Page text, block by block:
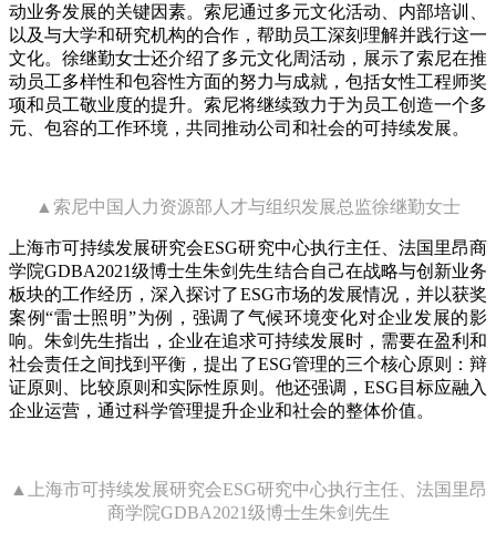
动业务发展的关键因素。索尼通过多元文化活动、内部培训、
以及与大学和研究机构的合作，帮助员工深刻理解并践行这一
文化。徐继勤女士还介绍了多元文化周活动，展示了索尼在推
动员工多样性和包容性方面的努力与成就，包括女性工程师奖
项和员工敬业度的提升。索尼将继续致力于为员工创造一个多
元、包容的工作环境，共同推动公司和社会的可持续发展。
▲索尼中国人力资源部人才与组织发展总监徐继勤女士
上海市可持续发展研究会ESG研究中心执行主任、法国里昂商
学院GDBA2021级博士生朱剑先生结合自己在战略与创新业务
板块的工作经历，深入探讨了ESG市场的发展情况，并以获奖
案例“雷士照明”为例，强调了气候环境变化对企业发展的影
响。朱剑先生指出，企业在追求可持续发展时，需要在盈利和
社会责任之间找到平衡，提出了ESG管理的三个核心原则：辩
证原则、比较原则和实际性原则。他还强调，ESG目标应融入
企业运营，通过科学管理提升企业和社会的整体价值。
▲上海市可持续发展研究会ESG研究中心执行主任、法国里昂
商学院GDBA2021级博士生朱剑先生